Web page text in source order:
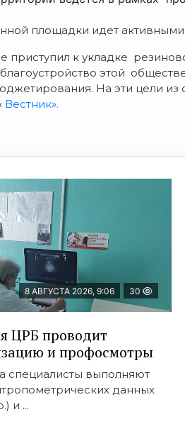
площадки идет
приступил к укладке
этой
На эти цели
Вестник».
8 АВГУСТА 2026, 9:06 30
ЦРБ проводит
и профосмотры
специалисты выполняют
данных
и ...